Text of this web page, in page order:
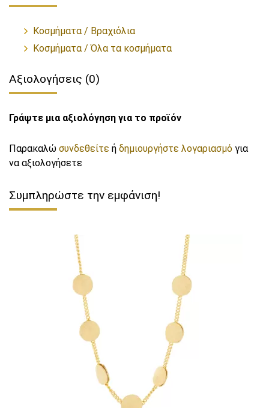
Κοσμήματα / Βραχιόλια
Κοσμήματα / Όλα τα κοσμήματα
Αξιολογήσεις (0)
Γράψτε μια αξιολόγηση για το προϊόν
Παρακαλώ συνδεθείτε ή δημιουργήστε λογαριασμό για
να αξιολογήσετε
Συμπληρώστε την εμφάνιση!